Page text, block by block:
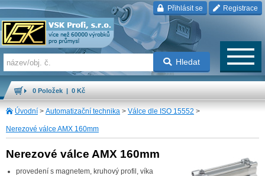
Přihlásit se Registrace
Hledat
0 Položek | 0 Kč
Úvodní > Automatizační technika > Válce dle ISO 15552 >
Nerezové válce AMX 160mm
Nerezové válce AMX 160mm
provedení s magnetem, kruhový profil, víka